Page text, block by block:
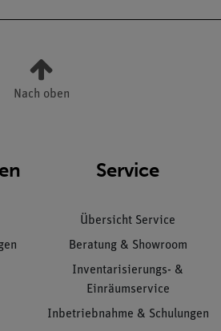
Nach oben
Service
Übersicht Service
Beratung & Showroom
Inventarisierungs- &
Einräumservice
Inbetriebnahme & Schulungen